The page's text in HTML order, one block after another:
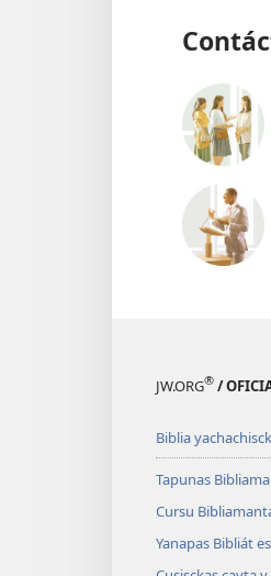
JW.ORG® /
Biblia
Tapunas
Cursu
Yanapas Bibliát